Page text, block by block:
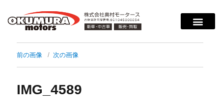
前の画像 次の画像
IMG_4589